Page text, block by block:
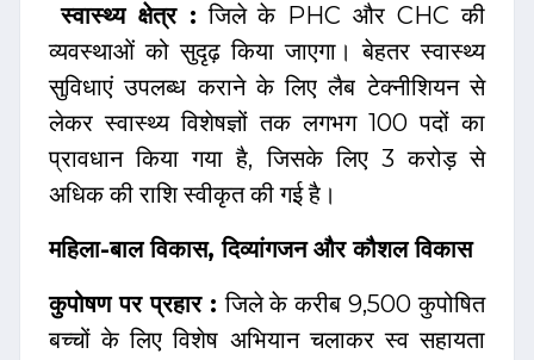
स्वास्थ्य क्षेत्र : जिले के PHC और CHC की
व्यवस्थाओं को सुदृढ़ किया जाएगा। बेहतर स्वास्थ्य
सुविधाएं उपलब्ध कराने के लिए लैब टेक्नीशियन से
लेकर स्वास्थ्य विशेषज्ञों तक लगभग 100 पदों का
प्रावधान किया गया है, जिसके लिए ₹3 करोड़ से
अधिक की राशि स्वीकृत की गई है।
महिला-बाल विकास, दिव्यांगजन और कौशल विकास
कुपोषण पर प्रहार :जिले के करीब 9,500 कुपोषित
बच्चों के लिए विशेष अभियान चलाकर स्व सहायता